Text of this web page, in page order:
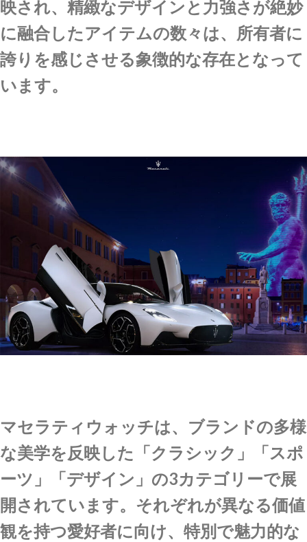
映され、精緻なデザインと力強さが絶妙
に融合したアイテムの数々は、所有者に
誇りを感じさせる象徴的な存在となって
います。
マセラティウォッチは、ブランドの多様
な美学を反映した「クラシック」「スポ
ーツ」「デザイン」の3カテゴリーで展
開されています。それぞれが異なる価値
観を持つ愛好者に向け、特別で魅力的な